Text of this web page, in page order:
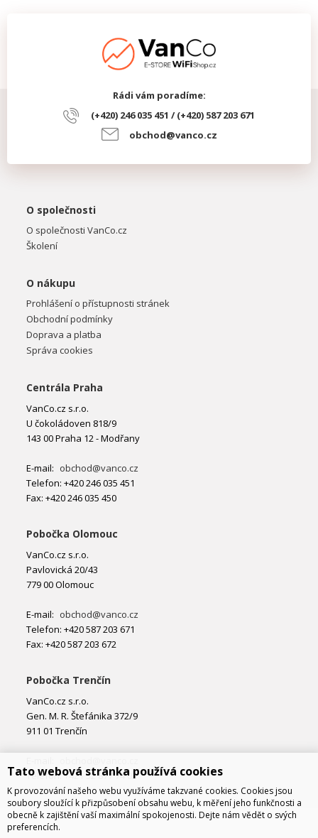
Rádi vám poradíme:
(+420) 246 035 451 / (+420) 587 203 671
obchod@vanco.cz
O společnosti
O společnosti VanCo.cz
Školení
O nákupu
Prohlášení o přístupnosti stránek
Obchodní podmínky
Doprava a platba
Správa cookies
Centrála Praha
VanCo.cz s.r.o.
U čokoládoven 818/9
143 00 Praha 12 - Modřany
E-mail: obchod@vanco.cz
Telefon: +420 246 035 451
Fax: +420 246 035 450
Pobočka Olomouc
VanCo.cz s.r.o.
Pavlovická 20/43
779 00 Olomouc
E-mail: obchod@vanco.cz
Telefon: +420 587 203 671
Fax: +420 587 203 672
Pobočka Trenčín
VanCo.cz s.r.o.
Gen. M. R. Štefánika 372/9
911 01 Trenčín
Telefon: +421 32 877 74 02
Tato webová stránka používá cookies
K provozování našeho webu využíváme takzvané cookies. Cookies jsou
soubory sloužící k přizpůsobení obsahu webu, k měření jeho funkčnosti a
obecně k zajištění vaší maximální spokojenosti. Dejte nám vědět o svých
preferencích.